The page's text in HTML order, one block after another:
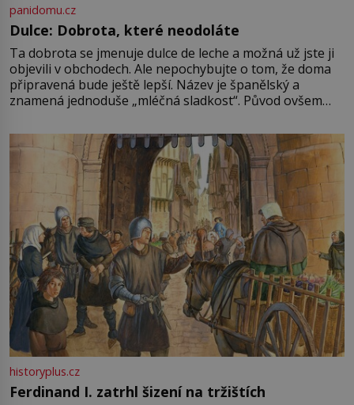
panidomu.cz
Dulce: Dobrota, které neodoláte
Ta dobrota se jmenuje dulce de leche a možná už jste ji
objevili v obchodech. Ale nepochybujte o tom, že doma
připravená bude ještě lepší. Název je španělský a
znamená jednoduše „mléčná sladkost“. Původ ovšem
pře hned několik latinskoamerických zemí a k tomu
Francie, kde se traduje,
historyplus.cz
Ferdinand I. zatrhl šizení na tržištích